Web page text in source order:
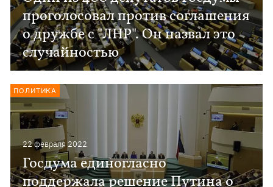
проголосовал против соглашения
о дружбе с "ЛНР". Он назвал это
случайностью
22 февраля 2022
Госдума единогласно
поддержала решение Путина о
ПОЛИТИКА